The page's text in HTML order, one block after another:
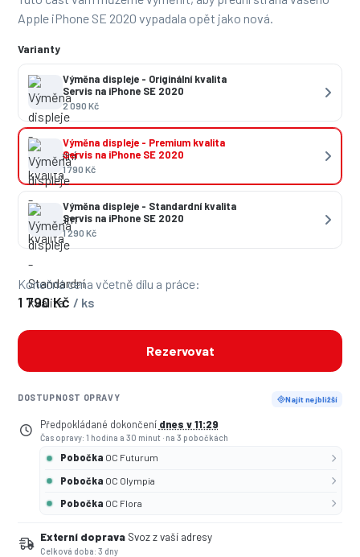
Apple iPhone SE 2020 vypadala opět jako nová.
Varianty
Výměna displeje - Originální kvalita
Servis na iPhone SE 2020
2 090 Kč
Výměna displeje - Premium kvalita
Servis na iPhone SE 2020
1 790 Kč
Výměna displeje - Standardní kvalita
Servis na iPhone SE 2020
1 290 Kč
Konečná cena včetně dílu a práce:
1 790 Kč / ks
Rezervovat
DOSTUPNOST OPRAVY Najít nejbližší
Předpokládané dokončení dnes v 11:29
Čas opravy: 1 hodina a 30 minut · na 3 pobočkách
Pobočka OC Futurum
Pobočka OC Olympia
Pobočka OC Flora
Externí doprava Svoz z vaší adresy
Celková doba: 3 dny